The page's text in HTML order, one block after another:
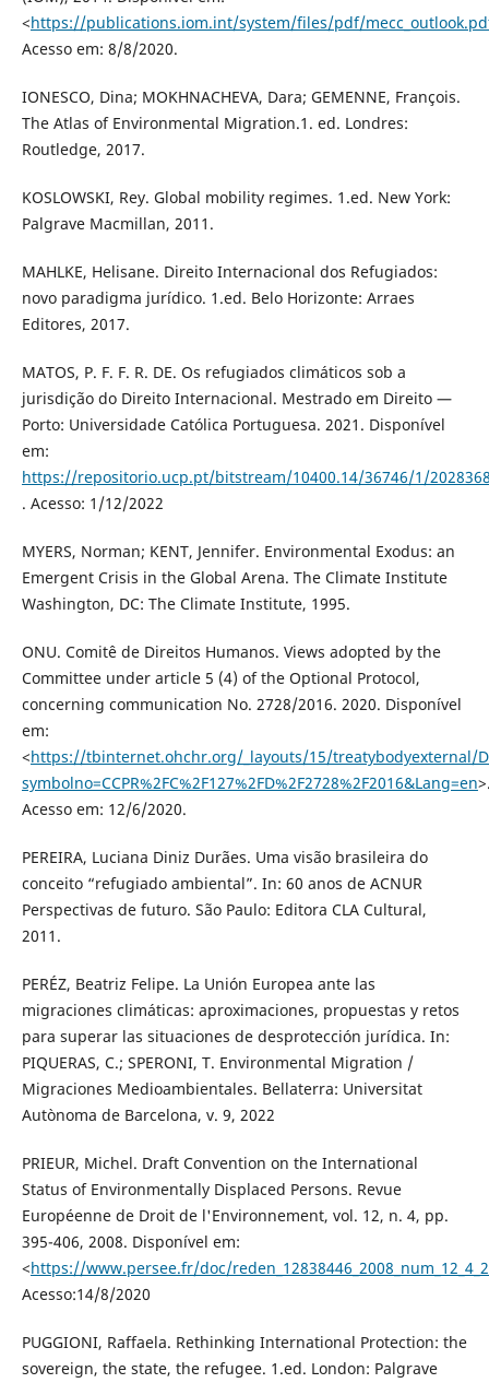
<https://publications.iom.int/system/files/pdf/
Acesso em: 8/8/2020.
IONESCO, Dina; MOKHNACHEVA, Dara; GEMENNE, François.
The Atlas of Environmental Migration.1. ed. Londres:
Routledge, 2017.
KOSLOWSKI, Rey. Global mobility regimes. 1.ed. New York:
Palgrave Macmillan, 2011.
MAHLKE, Helisane. Direito Internacional dos Refugiados:
novo paradigma jurídico. 1.ed. Belo Horizonte: Arraes
Editores, 2017.
MATOS, P. F. F. R. DE. Os refugiados climáticos sob a
jurisdição do Direito Internacional. Mestrado em Direito —
Porto: Universidade Católica Portuguesa. 2021. Disponível
em:
https://repositorio.ucp.pt/bitstream/10400.14/36746/1/
. Acesso: 1/12/2022
MYERS, Norman; KENT, Jennifer. Environmental Exodus: an
Emergent Crisis in the Global Arena. The Climate Institute
Washington, DC: The Climate Institute, 1995.
ONU. Comitê de Direitos Humanos. Views adopted by the
Committee under article 5 (4) of the Optional Protocol,
concerning communication No. 2728/2016. 2020. Disponível
em:
<https://tbinternet.ohchr.org/_layouts/15/treatybodyexternal/
symbolno=CCPR%2FC%2F127%2FD%2F2728%2F2016&Lang=en
Acesso em: 12/6/2020.
PEREIRA, Luciana Diniz Durães. Uma visão brasileira do
conceito “refugiado ambiental”. In: 60 anos de ACNUR
Perspectivas de futuro. São Paulo: Editora CLA Cultural,
2011.
PERÉZ, Beatriz Felipe. La Unión Europea ante las
migraciones climáticas: aproximaciones, propuestas y retos
para superar las situaciones de desprotección jurídica. In:
PIQUERAS, C.; SPERONI, T. Environmental Migration /
Migraciones Medioambientales. Bellaterra: Universitat
Autònoma de Barcelona, v. 9, 2022
PRIEUR, Michel. Draft Convention on the International
Status of Environmentally Displaced Persons. Revue
Européenne de Droit de l'Environnement, vol. 12, n. 4, pp.
395-406, 2008. Disponível em:
<https://www.persee.fr/doc/
Acesso:14/8/2020
PUGGIONI, Raffaela. Rethinking International Protection: the
sovereign, the state, the refugee. 1.ed. London: Palgrave